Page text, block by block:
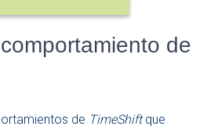
de
de TimeShiftque